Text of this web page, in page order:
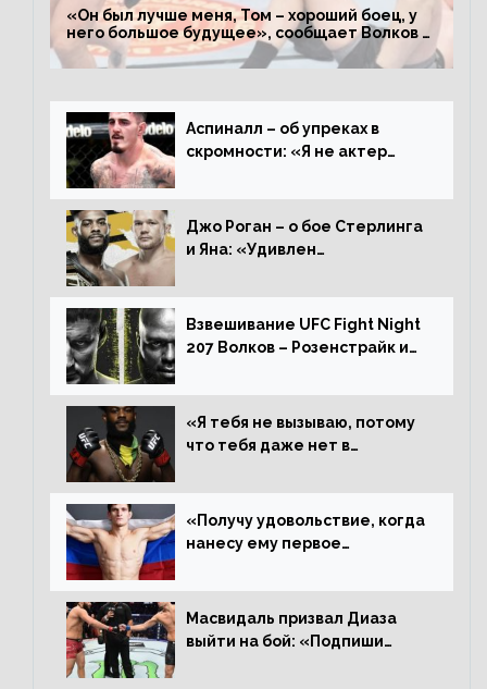
«Он был лучше меня, Том – хороший боец, у
него большое будущее», сообщает Волков –
о поражении Аспиналлу
Аспиналл – об упреках в
скромности: «Я не актер
дерьмо»
Джо Роган – о бое Стерлинга
и Яна: «Удивлен
Алджамейн определенно
выиграл»
Взвешивание UFC Fight Night
207 Волков – Розенстрайк и
«Я тебя не вызываю, потому
что тебя даже нет в
пауза», сообщает Стерлинг
ответил Сехудо
«Получу удовольствие, когда
нанесу ему первое
Иге – про бой с Евлоевым
Масвидаль призвал Диаза
выйти на бой: «Подпиши